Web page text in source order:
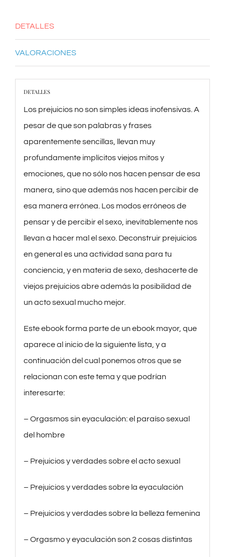
sexo
DETALLES
VALORACIONES
DETALLES
Los prejuicios no son simples ideas inofensivas. A
pesar de que son palabras y frases
aparentemente sencillas, llevan muy
profundamente implícitos viejos mitos y
emociones, que no sólo nos hacen pensar de esa
manera, sino que además nos hacen percibir de
esa manera errónea. Los modos erróneos de
pensar y de percibir el sexo, inevitablemente nos
llevan a hacer mal el sexo. Deconstruir prejuicios
en general es una actividad sana para tu
conciencia, y en materia de sexo, deshacerte de
viejos prejuicios abre además la posibilidad de
un acto sexual mucho mejor.
Este ebook forma parte de un ebook mayor, que
aparece al inicio de la siguiente lista, y a
continuación del cual ponemos otros que se
relacionan con este tema y que podrían
interesarte:
– Orgasmos sin eyaculación: el paraíso sexual
del hombre
– Prejuicios y verdades sobre el acto sexual
– Prejuicios y verdades sobre la eyaculación
– Prejuicios y verdades sobre la belleza femenina
– Orgasmo y eyaculación son 2 cosas distintas